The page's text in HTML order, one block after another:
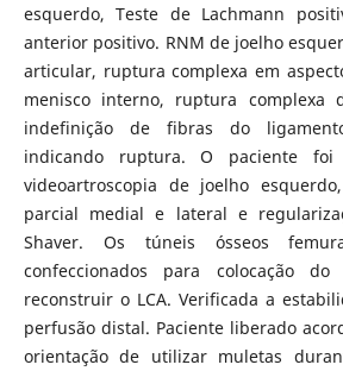
esquerdo, Teste de Lachmann
anterior positivo. RNM de joelho
articular, ruptura complexa em
menisco interno, ruptura complexa
indefinição de fibras do
indicando ruptura. O paciente
videoartroscopia de joelho
parcial medial e lateral e
Shaver. Os túneis ósseos
confeccionados para colocação
reconstruir o LCA. Verificada a
perfusão distal. Paciente liberado
orientação de utilizar muletas